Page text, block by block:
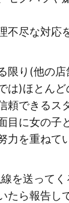
不尽な対応
限り(他の
は)ほとんど
頼できるス
目に女の子
力を重ねて
を送って
たら報告し